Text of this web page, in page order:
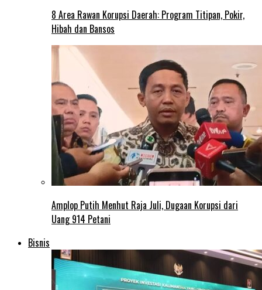
8 Area Rawan Korupsi Daerah: Program Titipan, Pokir,
Hibah dan Bansos
Amplop Putih Menhut Raja Juli, Dugaan Korupsi dari
Uang 914 Petani
Bisnis